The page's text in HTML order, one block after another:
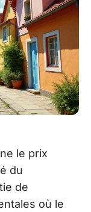
le prix
du
de
où le